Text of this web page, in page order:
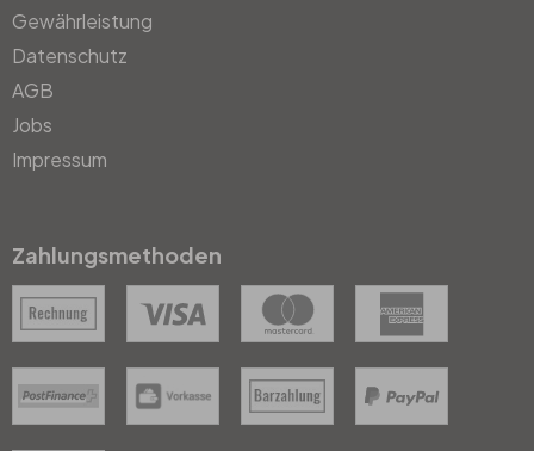
Gewährleistung
Datenschutz
AGB
Jobs
Impressum
Zahlungsmethoden